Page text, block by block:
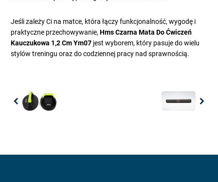
Jeśli zależy Ci na matce, która łączy funkcjonalność, wygodę i
praktyczne przechowywanie,Hms Czarna Mata Do Ćwiczeń
Kauczukowa 1,2 Cm Ym07 jest wyborem, który pasuje do wielu
stylów treningu oraz do codziennej pracy nad sprawnością.